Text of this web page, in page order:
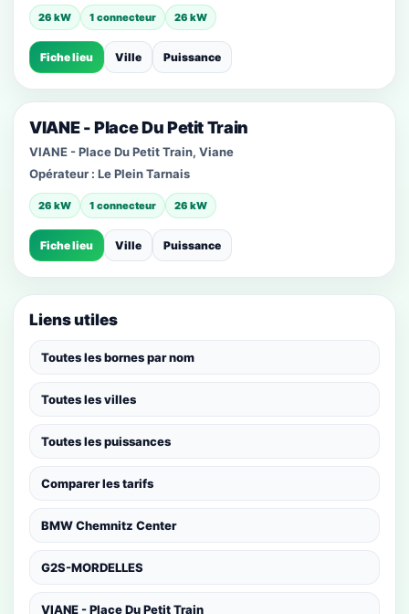
26 kW 1 connecteur 26 kW
Fiche lieu Ville Puissance
VIANE - Place Du Petit Train
VIANE - Place Du Petit Train, Viane
Opérateur : Le Plein Tarnais
26 kW 1 connecteur 26 kW
Fiche lieu Ville Puissance
Liens utiles
Toutes les bornes par nom
Toutes les villes
Toutes les puissances
Comparer les tarifs
BMW Chemnitz Center
G2S-MORDELLES
VIANE - Place Du Petit Train